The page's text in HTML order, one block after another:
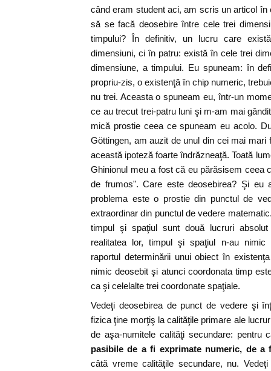
când eram student aci, am scris un articol
să se facă deosebire între cele trei
timpului? În definitiv, un lucru care
dimensiuni, ci în patru: există în cele trei
dimensiune, a timpului. Eu spuneam: în
propriu-zis, o existenţă în chip numeric,
nu trei. Aceasta o spuneam eu, într-un
ce au trecut trei-patru luni şi m-am mai
mică prostie ceea ce spuneam eu acolo.
Göttingen, am auzit de unul din cei mai
această ipoteză foarte îndrăzneaţă. Toată
Ghinionul meu a fost că eu părăsisem ceea
de frumos". Care este deosebirea? Şi eu
problema este o prostie din punctul de
extraordinar din punctul de vedere
timpul şi spaţiul sunt două lucruri
realitatea lor, timpul şi spaţiul n-au
raportul determinării unui obiect în
nimic deosebit şi atunci coordonata timp
ca şi celelalte trei coordonate spaţiale.
Vedeţi deosebirea de punct de vedere şi
fizica ţine morţiş la calităţile primare ale
de aşa-numitele calităţi secundare: pentru
pasibile de a fi exprimate numeric, de a
câtă vreme calităţile secundare, nu.